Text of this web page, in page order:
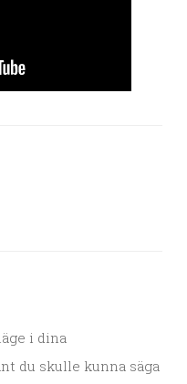
i dina
du skulle kunna säga